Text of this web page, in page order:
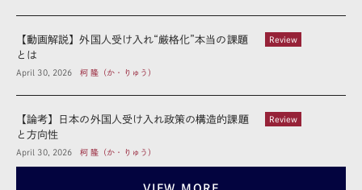
Review
【動画解説】外国人受け入れ“厳格化”本当の課題
とは
April 30, 2026 柯 隆（か・りゅう）
Review
【論考】日本の外国人受け入れ政策の構造的課題
と方向性
April 30, 2026 柯 隆（か・りゅう）